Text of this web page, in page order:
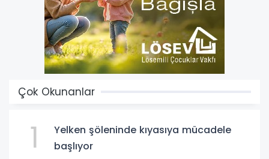
Çok Okunanlar
1
Yelken şöleninde kıyasıya mücadele
başlıyor